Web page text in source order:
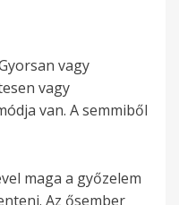
vagy
vagy
van. A semmiből
maga a győzelem
Az ősember